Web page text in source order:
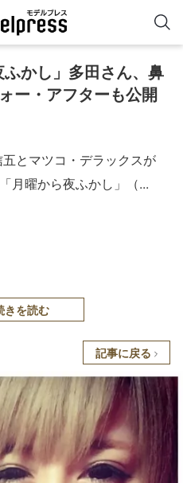
かし」多田さん、鼻
ー・アフターも公開
とマツコ・デラックスが
月曜から夜ふかし」（...
きを読む
記事に戻る